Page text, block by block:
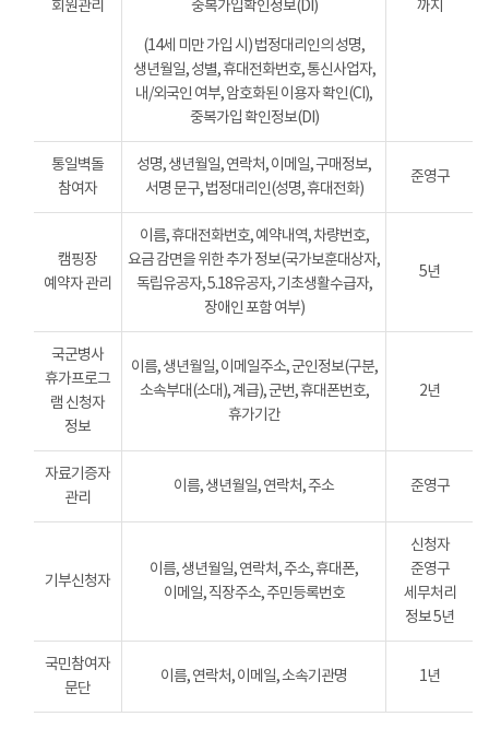
회원관리
중복가입확인정보(DI)
(14세 미만 가입 시) 법정대리인의 성명,
생년월일, 성별, 휴대전화번호, 통신사업자,
내/외국인 여부, 암호화된 이용자 확인(CI),
중복가입 확인정보(DI)
까지
통일벽돌
참여자
성명, 생년월일, 연락처, 이메일, 구매정보,
서명 문구, 법정대리인(성명, 휴대전화)
준영구
캠핑장
예약자 관리
이름, 휴대전화번호, 예약내역, 차량번호,
요금 감면을 위한 추가 정보(국가보훈대상자,
독립유공자, 5.18유공자, 기초생활수급자,
장애인 포함 여부)
5년
국군병사
휴가프로그
램 신청자
정보
이름, 생년월일, 이메일주소, 군인정보(구분,
소속부대(소대), 계급), 군번, 휴대폰번호,
휴가기간
2년
자료기증자
관리
이름, 생년월일, 연락처, 주소 준영구
기부신청자
이름, 생년월일, 연락처, 주소, 휴대폰,
이메일, 직장주소, 주민등록번호
신청자
준영구
세무처리
정보 5년
국민참여자
문단
이름, 연락처, 이메일, 소속기관명 1년